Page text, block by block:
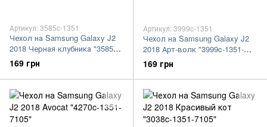
Артикул: 3585c-1351
Чехол на Samsung Galaxy J2
2018 Черная клубника "3585c-
1351-7105"
169 грн
Артикул: 3999c-1351
Чехол на Samsung Galaxy J2
2018 Арт-волк "3999c-1351-
7105"
169 грн